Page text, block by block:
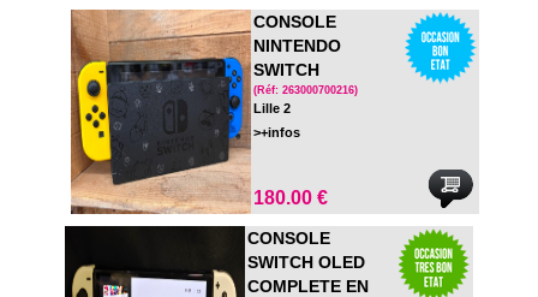
CONSOLE
NINTENDO
SWITCH
COMPLETE - EN
BOITE
(Réf: 263000700216)
Lille 2
>+infos
180.00 €
CONSOLE
SWITCH OLED
COMPLETE EN